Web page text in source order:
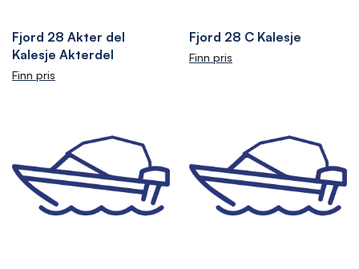
Fjord 28 Akter del
Kalesje Akterdel
Finn pris
Fjord 28 C Kalesje
Finn pris